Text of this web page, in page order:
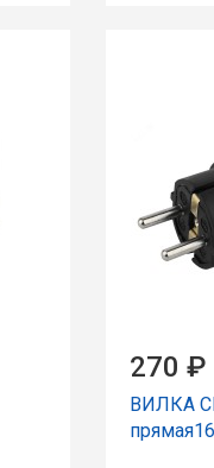
270 ₽
ВИЛКА